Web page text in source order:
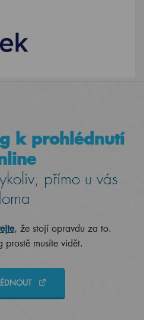
k prohlédnutí
přímo u vás
, že stojí opravdu za to.
prostě musíte vidět.